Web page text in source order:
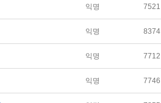
익명 7521
익명 8374
익명 7712
익명 7746